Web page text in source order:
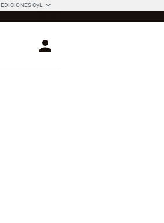
EDICIONES CyL
Login